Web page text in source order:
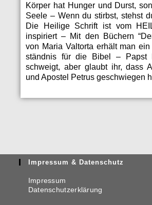
Kör­p­er hat Hunger und Durst,
Seele – Wenn du stirb­st, stehst
Die Heilige Schrift ist vom
inspiri­ert – Mit den Büch­ern
von Maria Val­tor­ta erhält man
ständ­nis für die Bibel – Papst
schweigt, aber glaubt ihr, dass
und Apos­tel Petrus geschwiegen
Impressum & Datenschutz
Impressum
Datenschutzerklärung